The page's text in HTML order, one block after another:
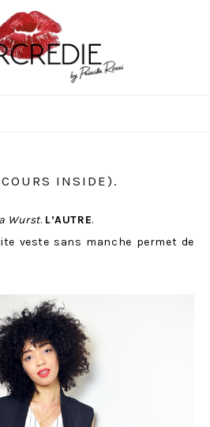
INSIDE).
Wurst. L’AUTRE.
veste sans manche permet de